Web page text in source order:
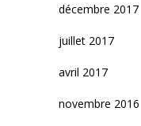
décembre 2017
juillet 2017
avril 2017
novembre 2016